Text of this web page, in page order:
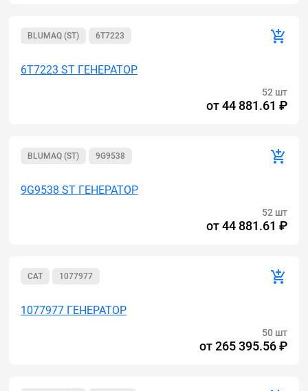
BLUMAQ (ST) 6T7223
6T7223 ST ГЕНЕРАТОР
52 шт
от44 881.61 ₽
BLUMAQ (ST) 9G9538
9G9538 ST ГЕНЕРАТОР
52 шт
от44 881.61 ₽
CAT 1077977
1077977 ГЕНЕРАТОР
50 шт
от265 395.56 ₽